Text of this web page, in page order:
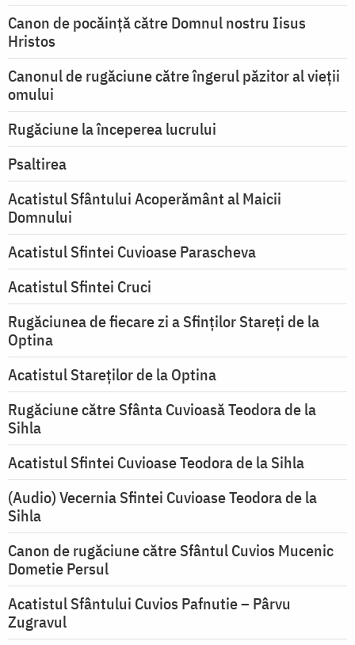
Canon de pocăință către Domnul nostru Iisus
Hristos
Canonul de rugăciune către îngerul păzitor al vieții
omului
Rugăciune la începerea lucrului
Psaltirea
Acatistul Sfântului Acoperământ al Maicii
Domnului
Acatistul Sfintei Cuvioase Parascheva
Acatistul Sfintei Cruci
Rugăciunea de fiecare zi a Sfinților Stareți de la
Optina
Acatistul Stareţilor de la Optina
Rugăciune către Sfânta Cuvioasă Teodora de la
Sihla
Acatistul Sfintei Cuvioase Teodora de la Sihla
(Audio) Vecernia Sfintei Cuvioase Teodora de la
Sihla
Canon de rugăciune către Sfântul Cuvios Mucenic
Dometie Persul
Acatistul Sfântului Cuvios Pafnutie – Pârvu
Zugravul